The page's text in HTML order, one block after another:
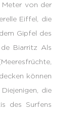
Meter von der
Eiffel, die
Gipfel des
Biarritz Als
können
die
des Surfens